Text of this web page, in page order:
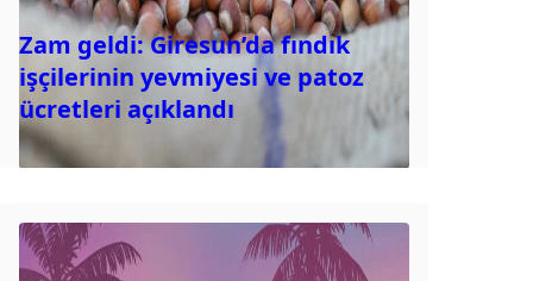
Zam geldi: Giresun’da fındık
işçilerinin yevmiyesi ve patoz
ücretleri açıklandı